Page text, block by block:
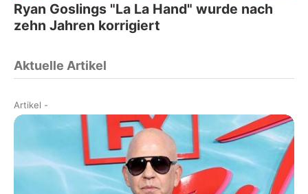
Ryan Goslings "La La Hand" wurde nach
zehn Jahren korrigiert
Aktuelle Artikel
Artikel -